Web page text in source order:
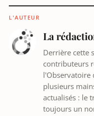
L'AUTEUR
La
Derrière cette
contributeurs
l'Observatoire
plusieurs
actualisés : le
toujours un